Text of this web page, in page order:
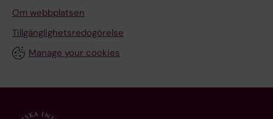
Om webbplatsen
Tillgänglighetsredogörelse
Manage your cookies